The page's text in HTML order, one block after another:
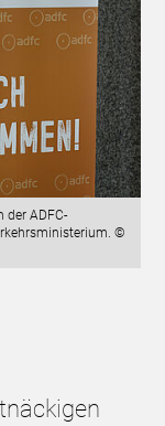
der ADFC-
©